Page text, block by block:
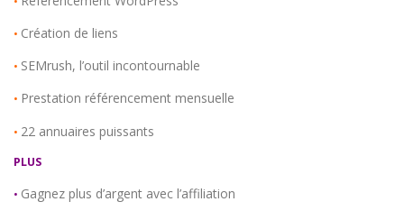
• Création de liens
• SEMrush, l’outil incontournable
• Prestation référencement mensuelle
• 22 annuaires puissants
PLUS
• Gagnez plus d’argent avec l’affiliation